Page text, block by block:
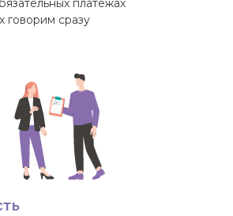
платежах
говорим сразу